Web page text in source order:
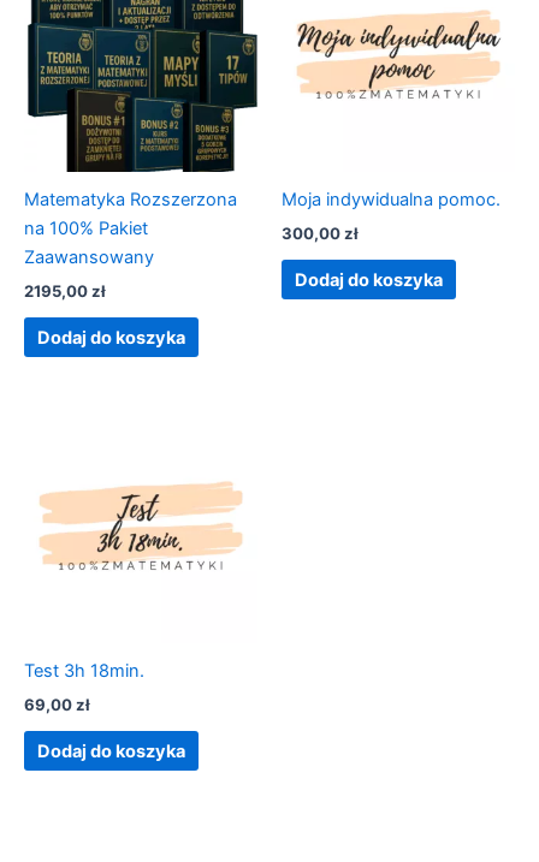
Matematyka Rozszerzona
na 100% Pakiet
Zaawansowany
2195,00zł
Dodaj do koszyka
Moja indywidualna pomoc.
300,00zł
Dodaj do koszyka
Test 3h 18min.
69,00zł
Dodaj do koszyka